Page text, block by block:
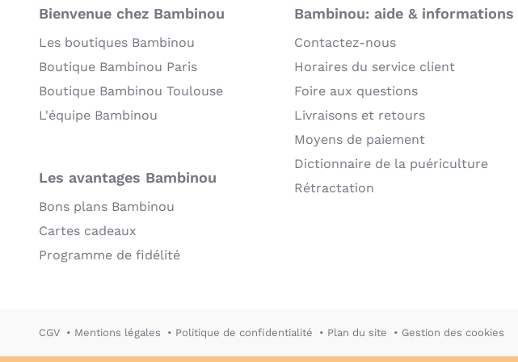
Bienvenue chez Bambinou
Les boutiques Bambinou
Boutique Bambinou Paris
Boutique Bambinou Toulouse
L'équipe Bambinou
Les avantages Bambinou
Bons plans Bambinou
Cartes cadeaux
Programme de fidélité
Bambinou: aide & informations
Contactez-nous
Horaires du service client
Foire aux questions
Livraisons et retours
Moyens de paiement
Dictionnaire de la puériculture
Rétractation
CGV Mentions légales Politique de confidentialité Plan du site Gestion des cookies